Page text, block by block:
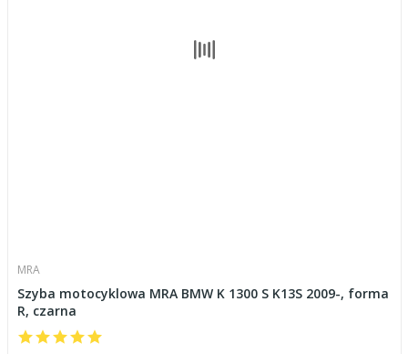
MRA
Szyba motocyklowa MRA BMW K 1300 S K13S 2009-, forma
R, czarna